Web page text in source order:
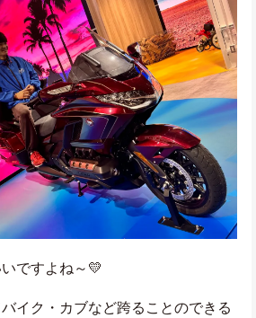
ですよね～💛
イク・カブなど跨ることのできる